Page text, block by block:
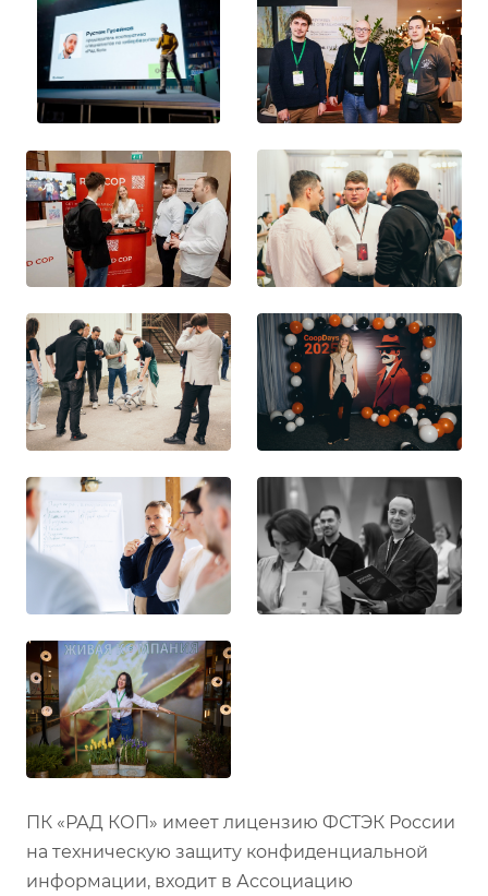
ПК «РАД КОП» имеет лицензию ФСТЭК России
на техническую защиту конфиденциальной
информации, входит в Ассоциацию